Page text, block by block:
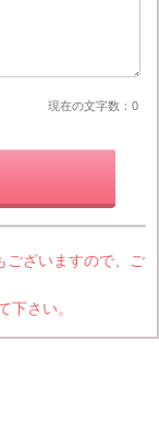
現在の文字数： 0
ございますので、ご
下さい。